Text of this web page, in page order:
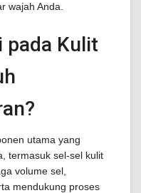
wajah Anda.
pada Kulit
utama yang
termasuk sel-sel kulit
volume sel,
mendukung proses